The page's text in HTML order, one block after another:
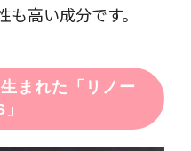
高い成分です。
まれた「リノー